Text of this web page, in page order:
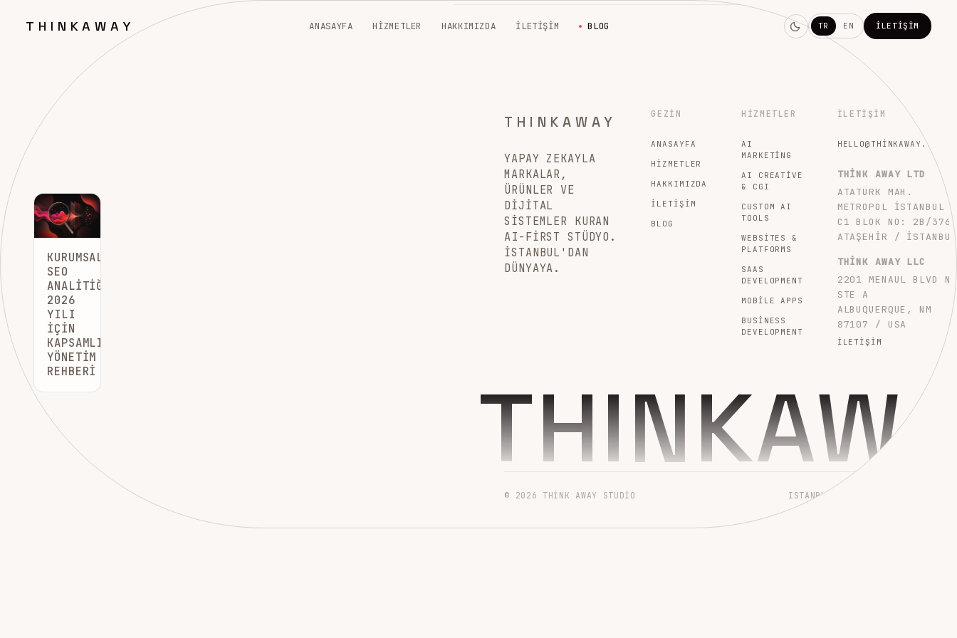
THINKAWAY ANASAYFA HIZMETLER HAKKIMIZDA İLETIŞIM BLOG TR EN İLETIŞIM
KURUMSAL
SEO
ANALITIĞI:
2026
YILI
İÇIN
KAPSAMLI
YÖNETIM
REHBERI
THINKAWAY
YAPAY ZEKAYLA
MARKALAR,
ÜRÜNLER VE
DIJITAL
SISTEMLER KURAN
AI-FIRST STÜDYO.
İSTANBUL'DAN
DÜNYAYA.
GEZIN
ANASAYFA
HIZMETLER
HAKKIMIZDA
İLETIŞIM
BLOG
HIZMETLER
AI
MARKETING
AI CREATIVE
& CGI
CUSTOM AI
TOOLS
WEBSITES &
PLATFORMS
SAAS
DEVELOPMENT
MOBILE APPS
BUSINESS
DEVELOPMENT
İLETIŞIM
THINK AWAY LTD
ATATÜRK MAH.
METROPOL İSTANBUL
C1 BLOK NO: 2B/376
ATAŞEHIR / İSTANBUL
THINK AWAY LLC
2201 MENAUL BLVD NE
STE A
ALBUQUERQUE, NM
87107 / USA
İLETIŞIM
© 2026 THINK AWAY STUDIO ISTANBUL → WORLDWIDE